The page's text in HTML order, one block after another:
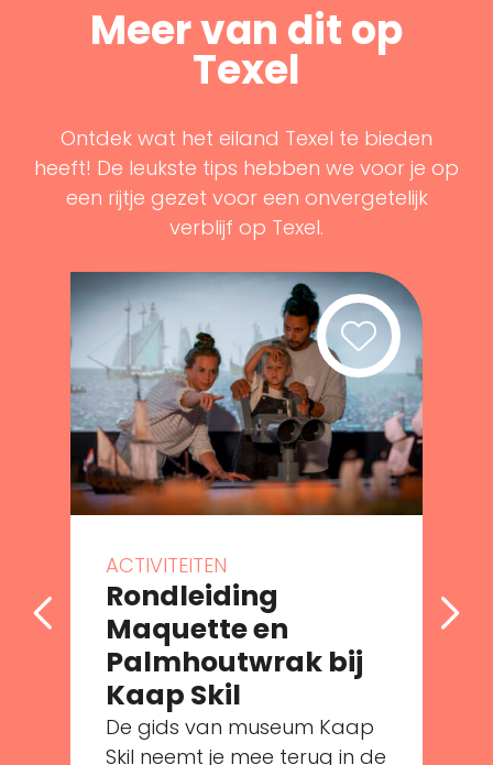
Meer van dit op
Texel
Ontdek wat het eiland Texel te bieden
heeft! De leukste tips hebben we voor je op
een rijtje gezet voor een onvergetelijk
verblijf op Texel.
ACTIVITEITEN
Rondleiding
Maquette en
Palmhoutwrak bij
Kaap Skil
De gids van museum Kaap
Skil neemt je mee terug in de